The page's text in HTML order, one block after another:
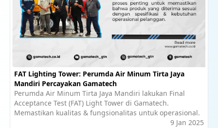
FAT Lighting Tower: Perumda Air Minum Tirta Jaya
Mandiri Percayakan Gamatech
Perumda Air Minum Tirta Jaya Mandiri lakukan Final
Acceptance Test (FAT) Light Tower di Gamatech.
Memastikan kualitas & fungsionalitas untuk operasional.
9 Jan 2025